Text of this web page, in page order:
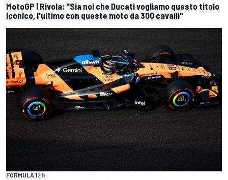
MotoGP | Rivola: "Sia noi che Ducati vogliamo questo titolo
iconico, l'ultimo con queste moto da 300 cavalli"
FORMULA 12 h